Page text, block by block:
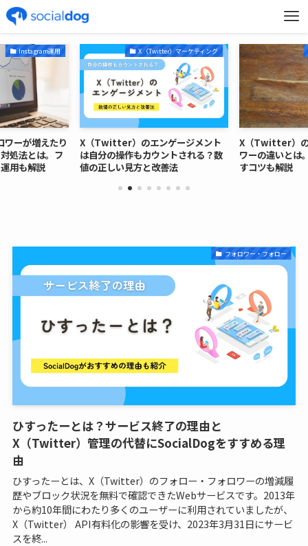
Instagram運用
ーが増えたり
処法とは。フ
用も解説
X（Twitter）マーケティング
X（Twitter）のエンゲージメント
は自分の操作もカウントされる？数
値の正しい見方と改善法
X（Twitter）の
ワーの違いとは
すコツも解説
フォロワー・フォロー
ひすったーとは？サービス終了の理由と
X（Twitter）管理の代替にSocialDogをすすめる理
由
ひすったーとは、X（Twitter）のフォロー・フォロワーの増減履
歴やブロック状況を無料で確認できたWebサービスです。2013年
から約10年間にわたり多くのユーザーに利用されていましたが、
X（Twitter） API有料化の影響を受け、2023年3月31日にサービ
スを終...